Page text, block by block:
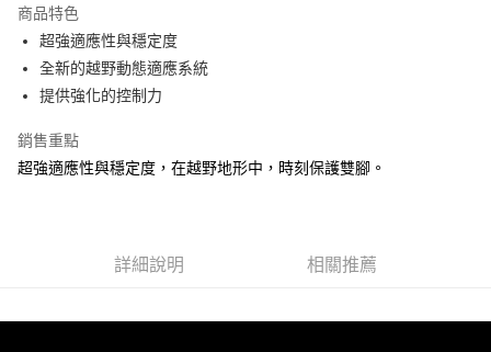
運送方式
宅配
每筆NT$100，滿NT$3,500(含以上)免運費
商品特色
超強適應性與穩定度
全新的越野動態適應系統
提供強化的控制力
銷售重點
超強適應性與穩定度，在越野地形中，時刻保護雙腳。
詳細說明 相關推薦